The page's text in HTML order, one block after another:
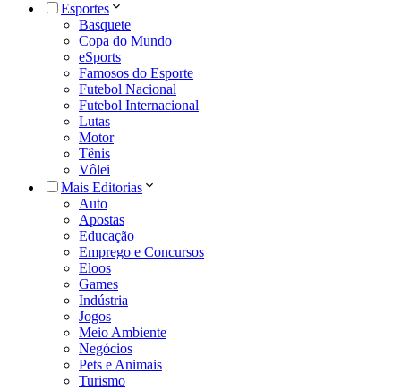
Esportes
Basquete
Copa do Mundo
eSports
Famosos do Esporte
Futebol Nacional
Futebol Internacional
Lutas
Motor
Tênis
Vôlei
Mais Editorias
Auto
Apostas
Educação
Emprego e Concursos
Eloos
Games
Indústria
Jogos
Meio Ambiente
Negócios
Pets e Animais
Turismo